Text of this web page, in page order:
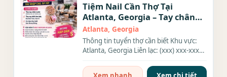
Tiệm Nail Cần Thợ Tại
Atlanta, Georgia – Tay chân
nước, Gel, Everything
Atlanta, Georgia
Thông tin tuyển thợ cần biết Khu vực:
Atlanta, Georgia Liên lạc: (xxx) xxx-xxxx